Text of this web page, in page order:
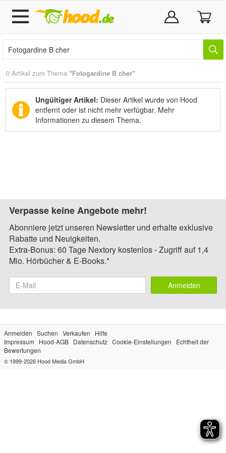
0 Artikel zum Thema "Fotogardine B cher"
Ungültiger Artikel: Dieser Artikel wurde von Hood
entfernt oder ist nicht mehr verfügbar. Mehr
Informationen zu diesem Thema.
Verpasse keine Angebote mehr!
Abonniere jetzt unseren Newsletter und erhalte exklusive
Rabatte und Neuigkeiten.
Extra-Bonus: 60 Tage Nextory kostenlos - Zugriff auf 1,4
Mio. Hörbücher & E-Books.*
Anmelden
Anmelden Suchen Verkaufen
Hilfe
Impressum
Hood-AGB Datenschutz Cookie-Einstellungen
Echtheit der
Bewertungen
© 1999-2026 Hood Media GmbH